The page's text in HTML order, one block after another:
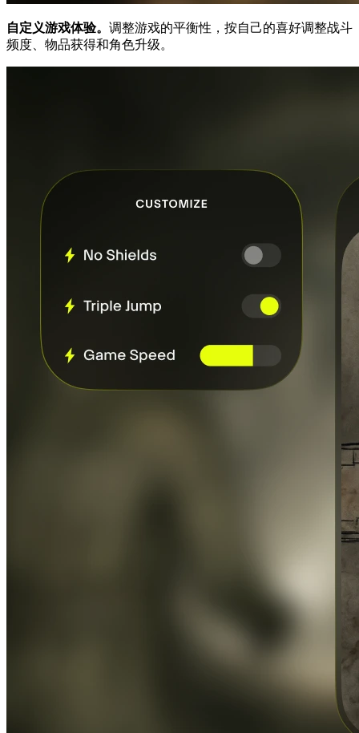
自定义游戏体验。 调整游戏的平衡性，按自己的喜好调整战斗
频度、物品获得和角色升级。